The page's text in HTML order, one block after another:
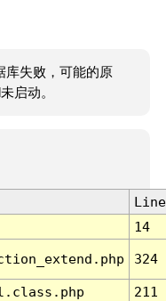
库失败，可能的原
启动。
Line
14
324
211